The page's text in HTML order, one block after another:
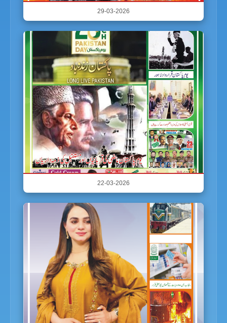
29-03-2026
22-03-2026